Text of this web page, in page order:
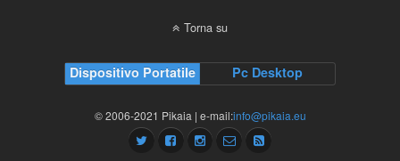
Torna su
Dispositivo Portatile Pc Desktop
© 2006-2021 Pikaia | e-mail:info@pikaia.eu